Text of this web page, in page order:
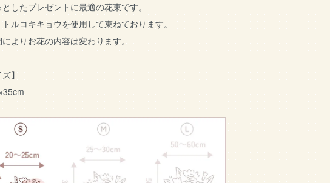
したプレゼントに最適の花束です。
ルコキキョウを使用して束ねております。
によりお花の内容は変わります。
】